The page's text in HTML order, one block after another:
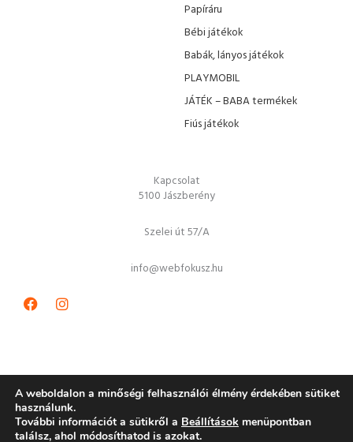
Papíráru
Bébi játékok
Babák, lányos játékok
PLAYMOBIL
JÁTÉK – BABA termékek
Fiús játékok
Kapcsolat
5100 Jászberény
Szelei út 57/A
info@webfokusz.hu
FacebookInstagram
Copyright © 2026 JátékGURU játékbolt
A weboldalon a minőségi felhasználói élmény érdekében sütiket
használunk.
További információt a sütikről a Beállítások menüpontban
találsz, ahol módosíthatod is azokat.